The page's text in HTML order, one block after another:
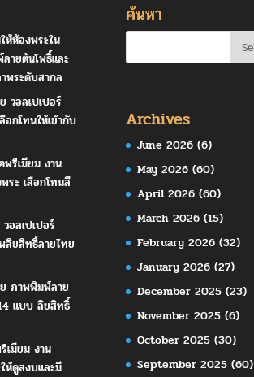
ห้ห้องพระใน
ายต้นโพธิ์และ
พระดับสากล
วอลเปเปอร์
อกโทนให้เข้ากับ
รีเมียม งาน
ระ เลือกโทนสี
อลเปเปอร์
ลิขสิทธิ์ลายไทย
ภาพพิมพ์ลาย
แบบ ลิขสิทธิ์
เมียม งาน
ห้ดูสงบและมี
ค้นหา
Archives
June 2026(6)
May 2026(60)
April 2026(60)
March 2026(15)
February 2026(32)
January 2026(27)
December 2025(23)
November 2025(6)
October 2025(30)
September 2025(60)